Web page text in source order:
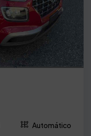
Automático